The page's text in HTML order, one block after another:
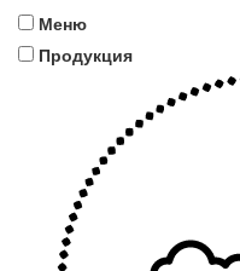
Меню
Продукция